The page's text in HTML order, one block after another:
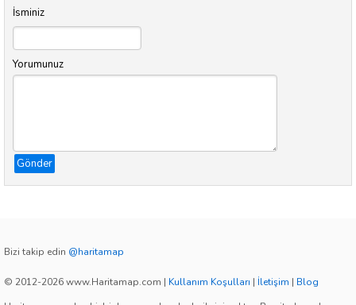
İsminiz
Yorumunuz
Gönder
Bizi takip edin @haritamap
© 2012-2026 www.Haritamap.com | Kullanım Koşulları | İletişim | Blog